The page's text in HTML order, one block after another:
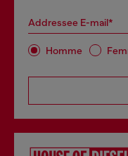
Addressee E-mail*
Homme